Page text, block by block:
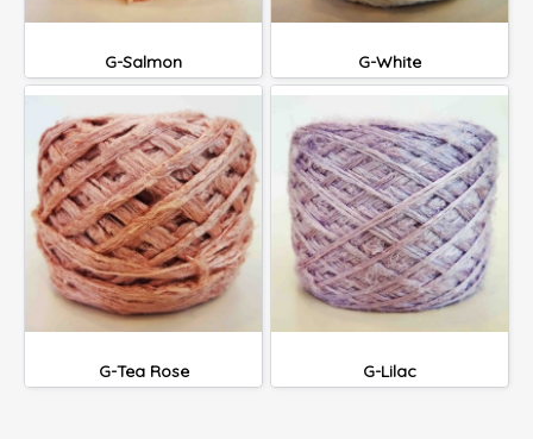
G-Salmon G-White
G-Tea Rose G-Lilac